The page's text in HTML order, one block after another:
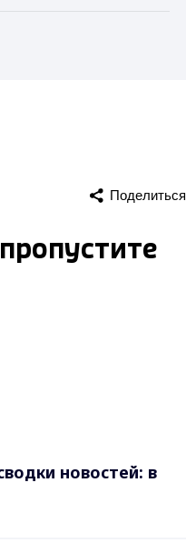
Поделиться
новостей: в